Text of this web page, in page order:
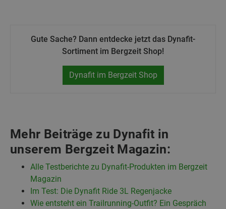
Gute Sache? Dann entdecke jetzt das Dynafit-
Sortiment im Bergzeit Shop!
Dynafit im Bergzeit Shop
Mehr Beiträge zu Dynafit in
unserem Bergzeit Magazin:
Alle Testberichte zu Dynafit-Produkten im Bergzeit
Magazin
Im Test: Die Dynafit Ride 3L Regenjacke
Wie entsteht ein Trailrunning-Outfit? Ein Gespräch